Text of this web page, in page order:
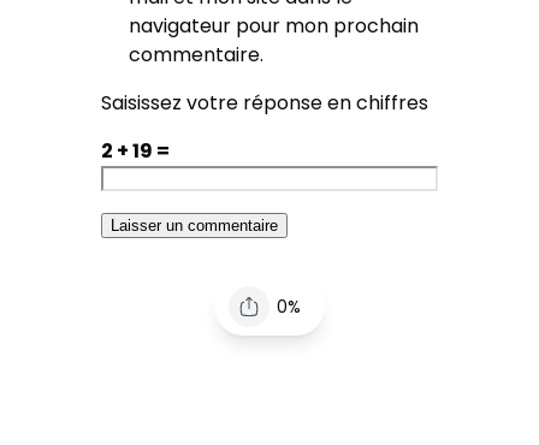
navigateur pour mon prochain
commentaire.
Saisissez votre réponse en chiffres
2 + 19 =
0%